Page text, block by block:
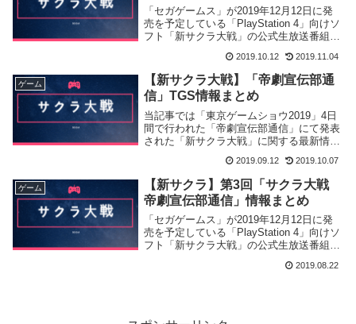
「セガゲームス」が2019年12月12日に発
売を予定している「PlayStation 4」向けソ
フト「新サクラ大戦」の公式生放送番組
信を行い新情報を公開致しました。
2019.10.12 2019.11.04
ゲーム
【新サクラ大戦】「帝劇宣伝部通
信」TGS情報まとめ
当記事では「東京ゲームショウ2019」4日
間で行われた「帝劇宣伝部通信」にて発表
された「新サクラ大戦」に関する最新情報
2019.09.12 2019.10.07
ゲーム
【新サクラ】第3回「サクラ大戦
帝劇宣伝部通信」情報まとめ
「セガゲームス」が2019年12月12日に発
売を予定している「PlayStation 4」向けソ
フト「新サクラ大戦」の公式生放送番組
信を行い新情報を公開致しました。2019.08.22